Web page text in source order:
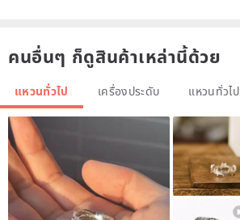
คนอื่นๆ ก็ดูสินค้าเหล่านี้ด้วย
แหวนทั่วไป เครื่องประดับ แหวนทั่วไป